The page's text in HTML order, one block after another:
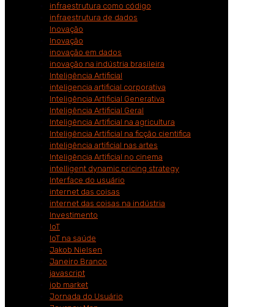
infraestrutura como código
infraestrutura de dados
Inovação
Inovação
inovação em dados
inovação na indústria brasileira
Inteligência Artificial
inteligencia artificial corporativa
Inteligência Artificial Generativa
Inteligência Artificial Geral
Inteligência Artificial na agricultura
Inteligência Artificial na ficção cientifica
inteligência artificial nas artes
Inteligência Artificial no cinema
intelligent dynamic pricing strategy
Interface do usuário
internet das coisas
internet das coisas na indústria
Investimento
IoT
IoT na saúde
Jakob Nielsen
Janeiro Branco
javascript
job market
Jornada do Usuário